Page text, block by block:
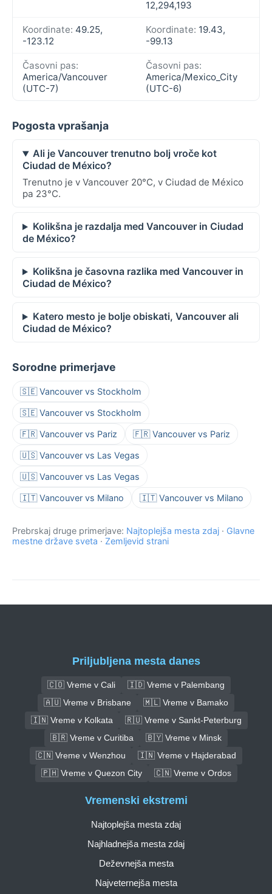
12,294,193
Koordinate: 49.25,
-123.12
Koordinate: 19.43,
-99.13
Časovni pas:
America/Vancouver
(UTC-7)
Časovni pas:
America/Mexico_City
(UTC-6)
Pogosta vprašanja
Ali je Vancouver trenutno bolj vroče kot
Ciudad de México?
Trenutno je v Vancouver 20°C, v Ciudad de México
pa 23°C.
Kolikšna je razdalja med Vancouver in Ciudad
de México?
Kolikšna je časovna razlika med Vancouver in
Ciudad de México?
Katero mesto je bolje obiskati, Vancouver ali
Ciudad de México?
Sorodne primerjave
🇸🇪 Vancouver vs Stockholm
🇸🇪 Vancouver vs Stockholm
🇫🇷 Vancouver vs Pariz 🇫🇷 Vancouver vs Pariz
🇺🇸 Vancouver vs Las Vegas
🇺🇸 Vancouver vs Las Vegas
🇮🇹 Vancouver vs Milano 🇮🇹 Vancouver vs Milano
Prebrskaj druge primerjave: Najtoplejša mesta zdaj · Glavne
mestne države sveta · Zemljevid strani
Priljubljena mesta danes
🇨🇴 Vreme v Cali
🇮🇩 Vreme v Palembang
🇦🇺 Vreme v Brisbane
🇲🇱 Vreme v Bamako
🇮🇳 Vreme v Kolkata
🇷🇺 Vreme v Sankt-Peterburg
🇧🇷 Vreme v Curitiba
🇧🇾 Vreme v Minsk
🇨🇳 Vreme v Wenzhou
🇮🇳 Vreme v Hajderabad
🇵🇭 Vreme v Quezon City
🇨🇳 Vreme v Ordos
Vremenski ekstremi
Najtoplejša mesta zdaj
Najhladnejša mesta zdaj
Deževnejša mesta
Najveternejša mesta